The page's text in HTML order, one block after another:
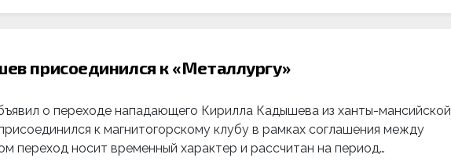
присоединился к «Металлургу»
о переходе нападающего Кирилла Кадышева из ханты-мансийской
к магнитогорскому клубу в рамках соглашения между
переход носит временный характер и рассчитан на период…